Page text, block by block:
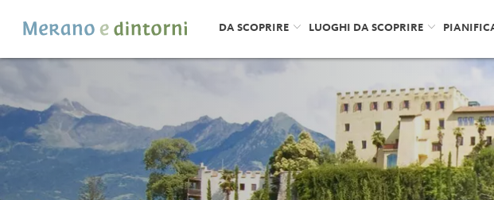
DA SCOPRIRE LUOGHI DA SCOPRIRE